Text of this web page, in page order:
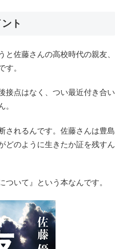
ト
佐藤さんの高校時代の親友、
す。
接点はなく、つい最近付き合い
。
されるんです。佐藤さんは豊島
どのように生きたか証を残すん
ついて』という本なんです。